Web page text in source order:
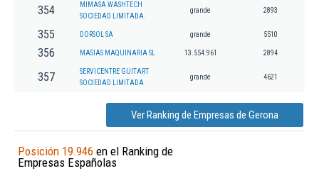
354
MIMASA WASHTECH
SOCIEDAD LIMITADA.
grande 2893
355 DORSOL SA grande 5510
356 MASIAS MAQUINARIA SL 13.554.961 2894
357
SERVICENTRE GUITART
SOCIEDAD LIMITADA
grande 4621
Ver Ranking de Empresas de Gerona
Posición 19.946 en el Ranking de
Empresas Españolas